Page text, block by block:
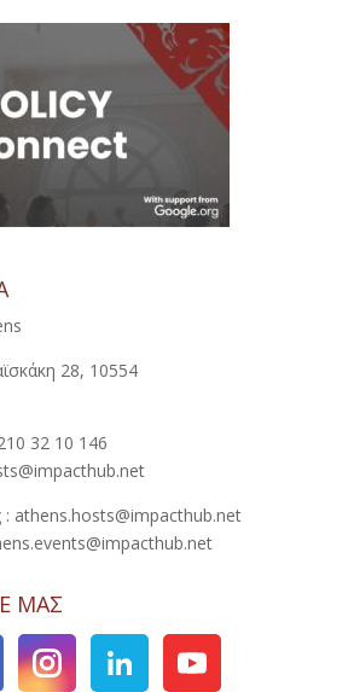
28, 10554
32 10 146
: athens.hosts@impacthub.net
ΜΑΣ